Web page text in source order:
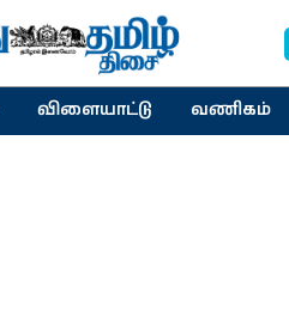
விளையாட்டு வணிகம்